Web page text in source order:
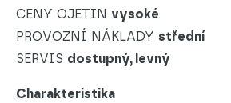
CENY OJETIN vysoké
PROVOZNÍ NÁKLADY střední
SERVIS dostupný, levný
Charakteristika